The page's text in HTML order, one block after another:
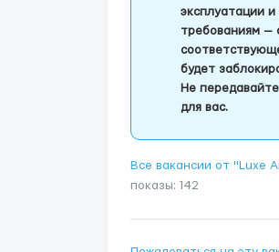
эксплуатации
требованиям —
будет
Не
для вас.
Все вакансии от "Luxe
показы: 142